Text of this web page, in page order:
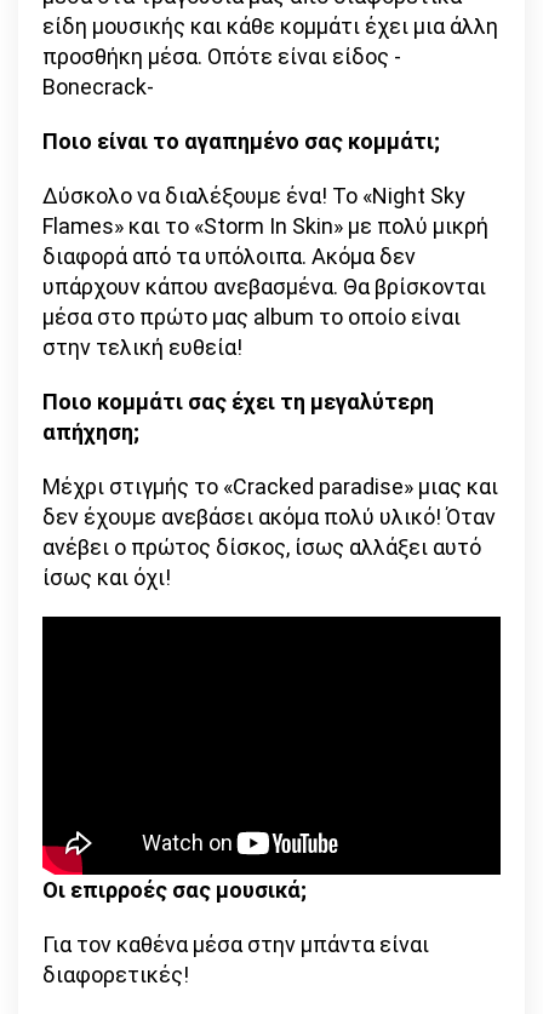
είδη μουσικής και κάθε κομμάτι έχει μια άλλη
προσθήκη μέσα. Οπότε είναι είδος -
Bonecrack-
Ποιο είναι το αγαπημένο σας κομμάτι;
Δύσκολο να διαλέξουμε ένα! Το «Night Sky
Flames» και το «Storm In Skin» με πολύ μικρή
διαφορά από τα υπόλοιπα. Ακόμα δεν
υπάρχουν κάπου ανεβασμένα. Θα βρίσκονται
μέσα στο πρώτο μας album το οποίο είναι
στην τελική ευθεία!
Ποιο κομμάτι σας έχει τη μεγαλύτερη
απήχηση;
Μέχρι στιγμής το «Cracked paradise» μιας και
δεν έχουμε ανεβάσει ακόμα πολύ υλικό! Όταν
ανέβει ο πρώτος δίσκος, ίσως αλλάξει αυτό
ίσως και όχι!
Οι επιρροές σας μουσικά;
Για τον καθένα μέσα στην μπάντα είναι
διαφορετικές!